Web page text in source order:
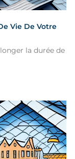
Vie De Votre
la durée de